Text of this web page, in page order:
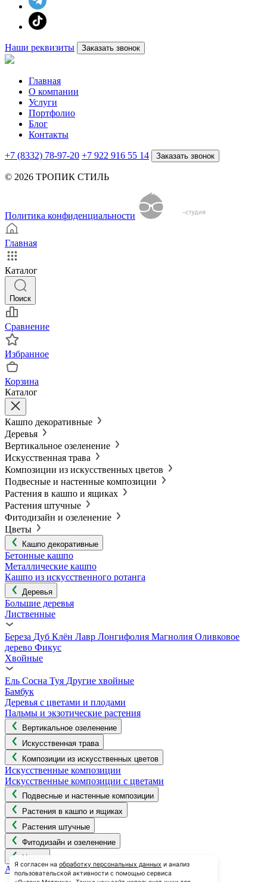
Наши реквизиты Заказать звонок
Главная
О компании
Услуги
Портфолио
Блог
Контакты
+7 (8332) 78-97-20 +7 922 916 55 14 Заказать звонок
© 2026 ТРОПИК СТИЛЬ
Политика конфиденциальности
Главная
Каталог
Поиск
Сравнение
Избранное
Корзина
Каталог
Кашпо декоративные
Деревья
Вертикальное озеленение
Искусственная трава
Композиции из искусственных цветов
Подвесные и настенные композиции
Растения в кашпо и ящиках
Растения штучные
Фитодизайн и озеленение
Цветы
Кашпо декоративные
Бетонные кашпо
Металлические кашпо
Кашпо из искусственного ротанга
Деревья
Большие деревья
Лиственные
Береза Дуб Клён Лавр Лонгифолия Магнолия Оливковое
дерево Фикус
Хвойные
Ель Сосна Туя Другие хвойные
Бамбук
Деревья с цветами и плодами
Пальмы и экзотические растения
Вертикальное озеленение
Искусственная трава
Композиции из искусственных цветов
Искусственные композиции
Искусственные композиции с цветами
Подвесные и настенные композиции
Растения в кашпо и ящиках
Растения штучные
Фитодизайн и озеленение
Цветы
Анемон
Я согласен на обработку персональных данных и анализ
пользовательской активности с помощью сервиса